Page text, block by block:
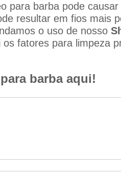
para barba pode causar
resultar em fios mais
o uso de nosso
fatores para limpeza
barba aqui!